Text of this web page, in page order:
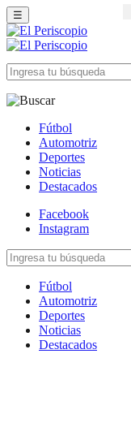
☰
Fútbol
Automotriz
Deportes
Noticias
Destacados
Facebook
Instagram
Fútbol
Automotriz
Deportes
Noticias
Destacados